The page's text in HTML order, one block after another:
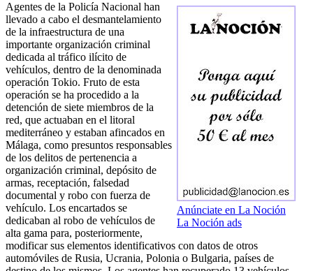
Anúnciate en La Noción
La Noción ads
Agentes de la Policía Nacional han
llevado a cabo el desmantelamiento
de la infraestructura de una
importante organización criminal
dedicada al tráfico ilícito de
vehículos, dentro de la denominada
operación Tokio. Fruto de esta
operación se ha procedido a la
detención de siete miembros de la
red, que actuaban en el litoral
mediterráneo y estaban afincados en
Málaga, como presuntos responsables
de los delitos de pertenencia a
organización criminal, depósito de
armas, receptación, falsedad
documental y robo con fuerza de
vehículo. Los encartados se
dedicaban al robo de vehículos de
alta gama para, posteriormente,
modificar sus elementos identificativos con datos de otros
automóviles de Rusia, Ucrania, Polonia o Bulgaria, países de